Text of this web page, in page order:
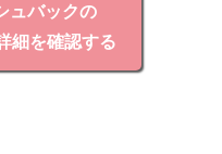
ュバックの
細を確認する